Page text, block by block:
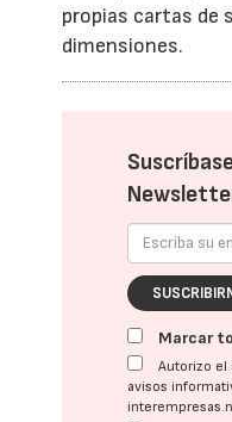
propias cartas de
dimensiones.
Marcar
Autorizo
avisos